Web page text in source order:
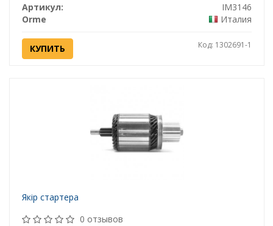
Артикул:
IM3146
Orme
Италия
КУПИТЬ Код: 1302691-1
Якір стартера
0 отзывов